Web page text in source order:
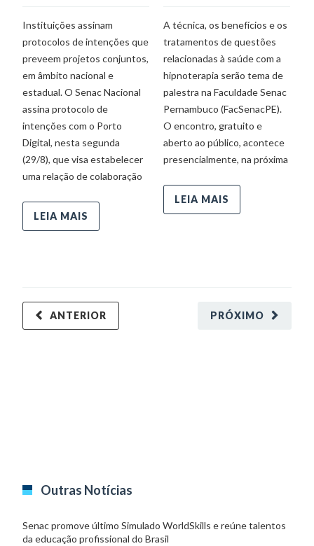
Instituições assinam
protocolos de intenções que
preveem projetos conjuntos,
em âmbito nacional e
estadual. O Senac Nacional
assina protocolo de
intenções com o Porto
Digital, nesta segunda
(29/8), que visa estabelecer
uma relação de colaboração
LEIA MAIS
A técnica, os benefícios e os
tratamentos de questões
relacionadas à saúde com a
hipnoterapia serão tema de
palestra na Faculdade Senac
Pernambuco (FacSenacPE).
O encontro, gratuito e
aberto ao público, acontece
presencialmente, na próxima
LEIA MAIS
PRÓXIMO
ANTERIOR
Outras Notícias
Senac promove último Simulado WorldSkills e reúne talentos
da educação profissional do Brasil